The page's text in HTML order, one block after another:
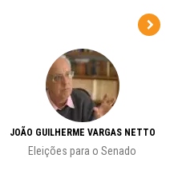
JOÃO GUILHERME VARGAS NETTO
Eleições para o Senado